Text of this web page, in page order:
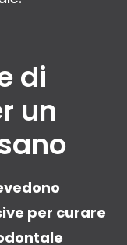
di
un
per curare